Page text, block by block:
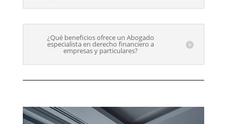
¿Qué beneficios ofrece un Abogado
especialista en derecho financiero a
empresas y particulares?